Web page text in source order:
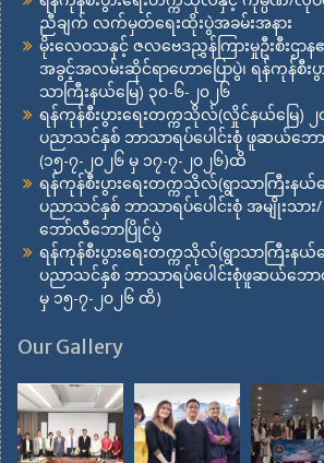
ညီချက် လက်မှတ်ရေးထိုးပွဲအခမ်းအနား
မိုးလေဝသနှင့် ဇလဗေဒညွှန်ကြားမှုဦးစီး
အခွင့်အလမ်းဆိုင်ရာဟောပြောပွဲ၊ ရန်ကုန်စီး
သာကြီးနယ်မြေ) ၃၀-၆-၂၀၂၆
ရန်ကုန်စီးပွားရေးတက္ကသိုလ်(လှိုင်နယ်မြေ) ၂
ပညာသင်နှစ် ဘာသာရပ်ပေါင်းစုံ ဖူဆယ်ဘေ
(၁၅-၇-၂၀၂၆ မှ ၁၇-၇-၂၀၂၆)ထိ
ရန်ကုန်စီးပွားရေးတက္ကသိုလ်(ရွာသာကြီးနယ်မ
ပညာသင်နှစ် ဘာသာရပ်ပေါင်းစုံ အမျိုးသား
ဘော်လီဘောပြိုင်ပွဲ
ရန်ကုန်စီးပွားရေးတက္ကသိုလ်(ရွာသာကြီးနယ်မ
ပညာသင်နှစ် ဘာသာရပ်ပေါင်းစုံဖူဆယ်ဘော
မှ ၁၅-၇-၂၀၂၆ ထိ)
Our Gallery